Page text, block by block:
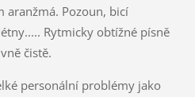
aranžmá. Pozoun, bicí
Rytmicky obtížné písně
čistě.
personální problémy jako